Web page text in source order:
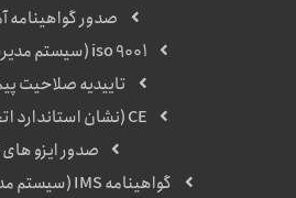
صدور گواهینامه
iso 9001 (سیستم مدیریت کیفیت)
تاییدیه صلاحیت
CE (نشان استاندارد اتحادیه اروپا)
صدور ایزو های IAF
گواهینامه IMS (سیستم مدیریت یکپارچه)